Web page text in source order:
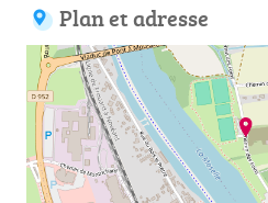
Plan et adresse